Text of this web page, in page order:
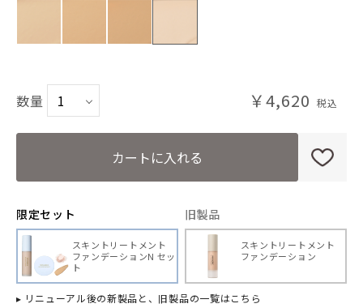
数量 ￥4,620
NO3 ナチュラルオークル3
PB ピンクベージュカートに入れる
限定セット
スキントリートメント
ファンデーションN セッ
ト
旧製品
スキントリートメント
ファンデーション
▸ リニューアル後の新製品と、旧製品の一覧はこちら